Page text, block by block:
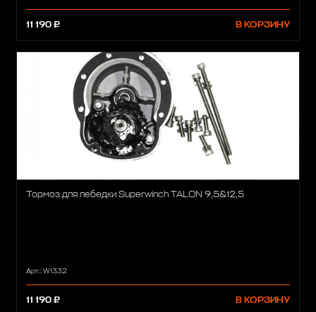
11 190 ₽ В КОРЗИНУ
Тормоз для лебедки Superwinch TALON 9,5&12,5
Арт.: W1332
11 190 ₽ В КОРЗИНУ